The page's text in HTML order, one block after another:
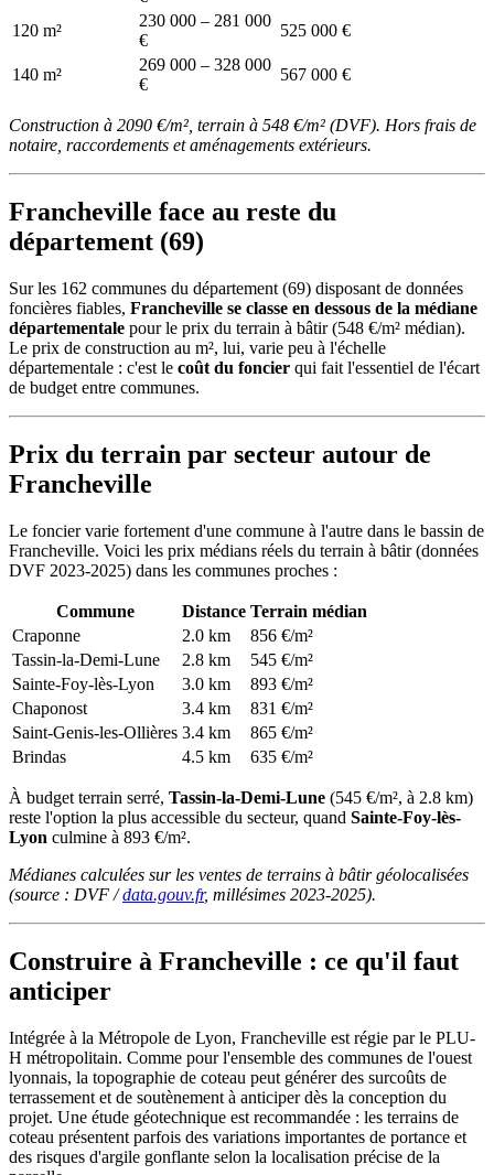
120 m²
230 000 – 281 000
€
525 000 €
140 m²
269 000 – 328 000
€
567 000 €
Construction à 2090 €/m², terrain à 548 €/m² (DVF). Hors frais de
notaire, raccordements et aménagements extérieurs.
Francheville face au reste du
département (69)
Sur les 162 communes du département (69) disposant de données
foncières fiables, Francheville se classe en dessous de la médiane
départementale pour le prix du terrain à bâtir (548 €/m² médian).
Le prix de construction au m², lui, varie peu à l'échelle
départementale : c'est le coût du foncier qui fait l'essentiel de l'écart
de budget entre communes.
Prix du terrain par secteur autour de
Francheville
Le foncier varie fortement d'une commune à l'autre dans le bassin de
Francheville. Voici les prix médians réels du terrain à bâtir (données
DVF 2023-2025) dans les communes proches :
Commune Distance Terrain médian
Craponne
2.0 km
856 €/m²
Tassin-la-Demi-Lune
2.8 km
545 €/m²
Sainte-Foy-lès-Lyon
3.0 km
893 €/m²
Chaponost
3.4 km
831 €/m²
Saint-Genis-les-Ollières 3.4 km
865 €/m²
Brindas
4.5 km 635 €/m²
À budget terrain serré, Tassin-la-Demi-Lune (545 €/m², à 2.8 km)
reste l'option la plus accessible du secteur, quand Sainte-Foy-lès-
Lyon culmine à 893 €/m².
Médianes calculées sur les ventes de terrains à bâtir géolocalisées
(source : DVF /data.gouv.fr, millésimes 2023-2025).
Construire à Francheville : ce qu'il faut
anticiper
Intégrée à la Métropole de Lyon, Francheville est régie par le PLU-
H métropolitain. Comme pour l'ensemble des communes de l'ouest
lyonnais, la topographie de coteau peut générer des surcoûts de
terrassement et de soutènement à anticiper dès la conception du
projet. Une étude géotechnique est recommandée : les terrains de
coteau présentent parfois des variations importantes de portance et
des risques d'argile gonflante selon la localisation précise de la